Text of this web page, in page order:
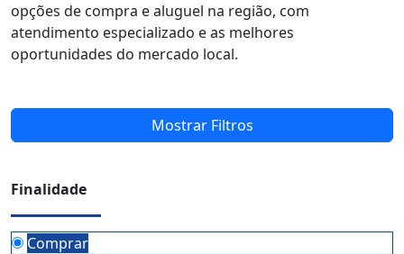
opções de compra e aluguel na região, com
atendimento especializado e as melhores
oportunidades do mercado local.
Mostrar Filtros
Finalidade
Comprar